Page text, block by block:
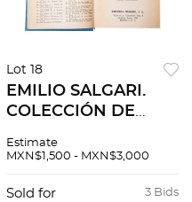
Lot 18
EMILIO SALGARI.
COLECCIÓN DE
MÉXICO, EDITORES
UNIDOS. Tomos 1 -
Estimate
MXN$1,500 - MXN$3,000
3 Bids
Sold for